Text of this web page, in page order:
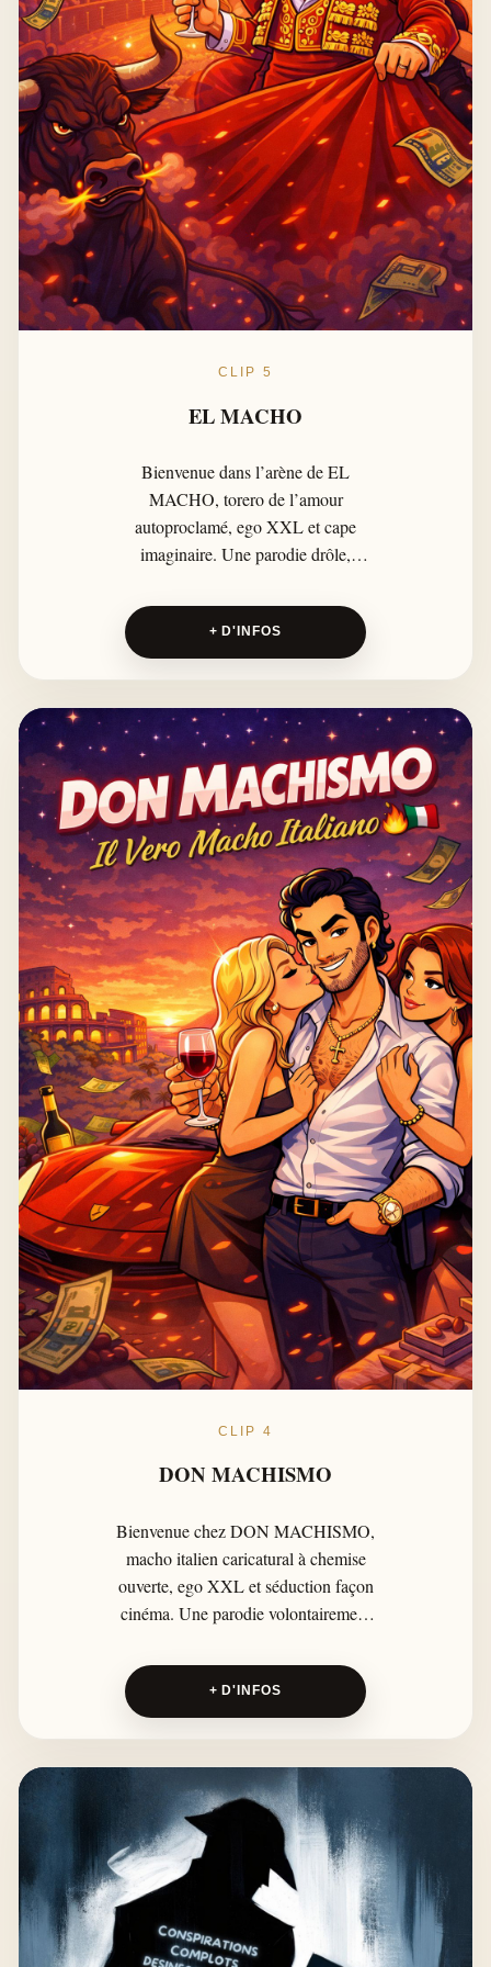
CLIP 5
EL MACHO
Bienvenue dans l’arène de EL
MACHO, torero de l’amour
autoproclamé, ego XXL et cape
imaginaire. Une parodie drôle,
caricaturale des clichés machos
espagnols, entre séduction-corrida,
accent théâtral, latin pop et second
+ D'INFOS
CLIP 4
DON MACHISMO
Bienvenue chez DON MACHISMO,
macho italien caricatural à chemise
ouverte, ego XXL et séduction façon
cinéma. Une parodie volontairement
accent italien, voitures de luxe et latin
pop, qui se moque surtout du macho
lui-même.
+ D'INFOS